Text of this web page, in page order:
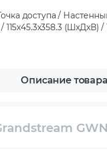
доступа /
115x45.3x358.3 (ШxДxВ) /
Описание товара